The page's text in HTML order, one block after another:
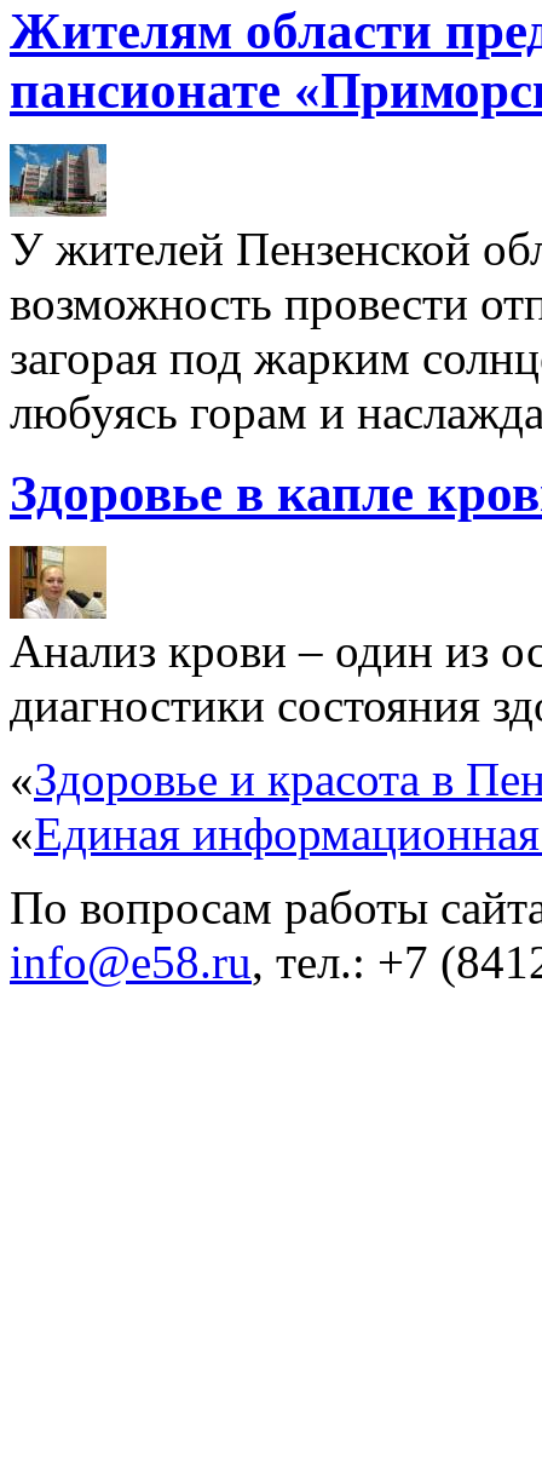
Жителям области
пансионате
У жителей Пензенской
возможность провести
загорая под жарким
любуясь горам и
Здоровье в капле
Анализ крови – один из
диагностики состояния
«Здоровье и красота в
«Единая
По вопросам работы
info@e58.ru, тел.: +7